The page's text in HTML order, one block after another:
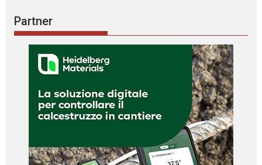
Partner